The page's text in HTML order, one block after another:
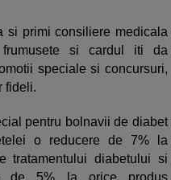
si primi consiliere medicala
si cardul iti da
speciale si concursuri,
fideli.
pentru bolnavii de diabet
o reducere de 7% la
tratamentului diabetului si
de 5% la orice produs